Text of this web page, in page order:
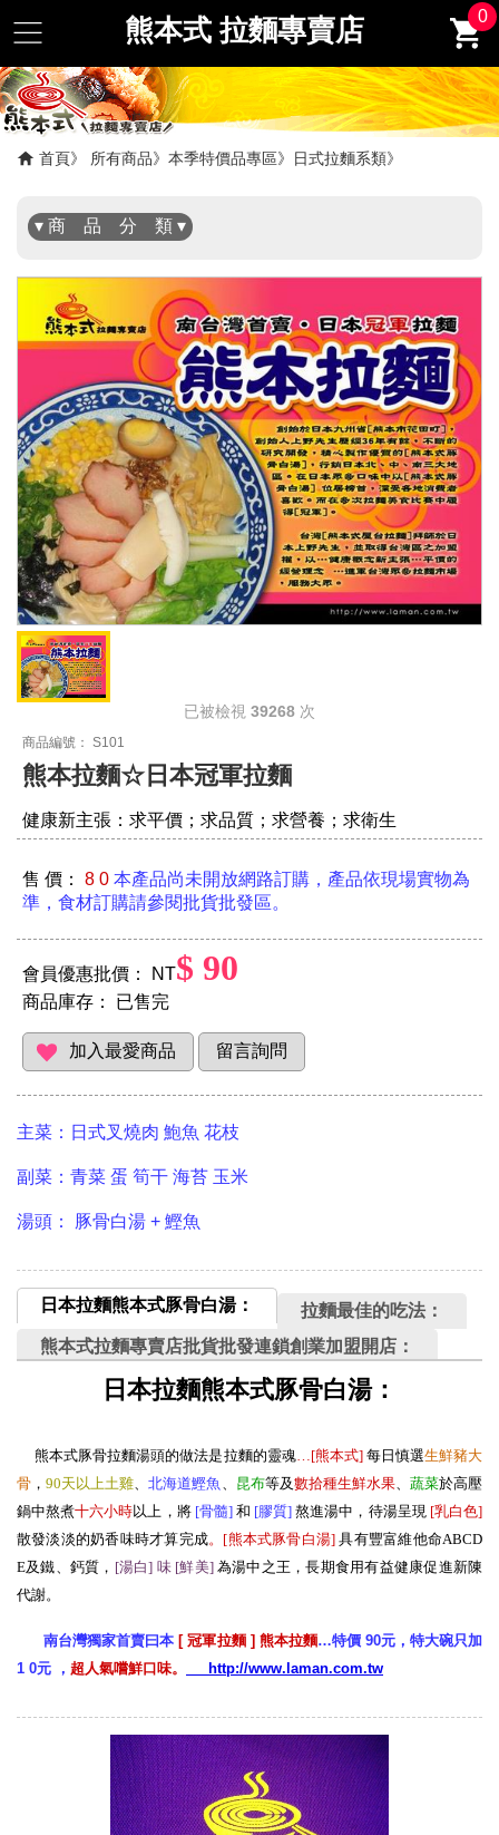
熊本式 拉麵專賣店 0
首頁 所有商品 本季特價品專區 日式拉麵系類
▾ 商 品 分 類 ▾
✖
已被檢視 39268 次
商品編號： S101
熊本拉麵☆日本冠軍拉麵
健康新主張：求平價；求品質；求營養；求衛生
售 價： 8 0 本產品尚未開放網路訂購，產品依現場實物為
準，食材訂購請參閱批貨批發區。
會員優惠批價： NT$ 90
商品庫存： 已售完
主菜：日式叉燒肉 鮑魚 花枝
副菜：青菜 蛋 筍干 海苔 玉米
湯頭： 豚骨白湯 + 鰹魚
日本拉麵熊本式豚骨白湯：
拉麵最佳的吃法：
熊本式拉麵專賣店批貨批發連鎖創業加盟開店：
日本拉麵熊本式豚骨白湯：
熊本式豚骨拉麵湯頭的做法是拉麵的靈魂…[熊本式]每日慎選生鮮豬大
骨 ，90天以上土雞、北海道鰹魚 、 昆布等及數拾種生鮮水果、 蔬菜於高壓
鍋中熬煮十六小時以上，將[骨髓]和 [膠質] 熬進湯中，待湯呈現 [乳白色]
散發淡淡的奶香味時才算完成。[熊本式豚骨白湯] 具有豐富維他命ABCD
E及鐵、鈣質， [湯白] 味 [鮮美]為湯中之王，長期食用有益健康促進新陳
代謝。
南台灣獨家首賣曰本 [ 冠軍拉麵 ] 熊本拉麵…特價 90元，特大碗只加
1 0元 ， 超人氣嚐鮮口味。 http://www.laman.com.tw